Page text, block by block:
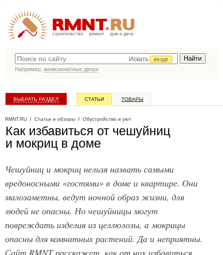
строительство ремонт дом и дача
Искать
везде
Например, межкомнатные двери
ВЫБРАТЬ РАЗДЕЛ СТАТЬИ ТОВАРЫ
RMNT.RU / Статьи и обзоры / Обустройство и уют
Как избавиться от чешуйниц
и мокриц в доме
Чешуйниц и мокриц нельзя назвать самыми
вредоносными «гостями» в доме и квартире. Они
малозаметны, ведут ночной образ жизни, для
людей не опасны. Но чешуйницы могут
повреждать изделия из целлюлозы, а мокрицы
опасны для комнатных растений. Да и неприятны.
Сайт RMNT расскажет, как от них избавиться.